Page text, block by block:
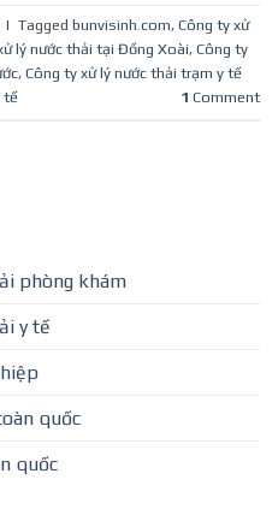
| Tagged bunvisinh.com, Công ty xử
lý nước thải tại Đồng Xoài, Công ty
, Công ty xử lý nước thải trạm y tế
tế 1 Comment
phòng khám
y tế
quốc
quốc